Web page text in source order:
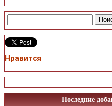
Нравится
Последние